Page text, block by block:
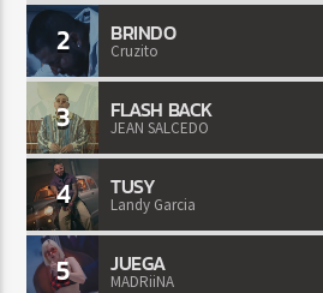
2 BRINDO
Cruzito
3 FLASH BACK
JEAN SALCEDO
4 TUSY
Landy Garcia
5 JUEGA
MADRiiNA